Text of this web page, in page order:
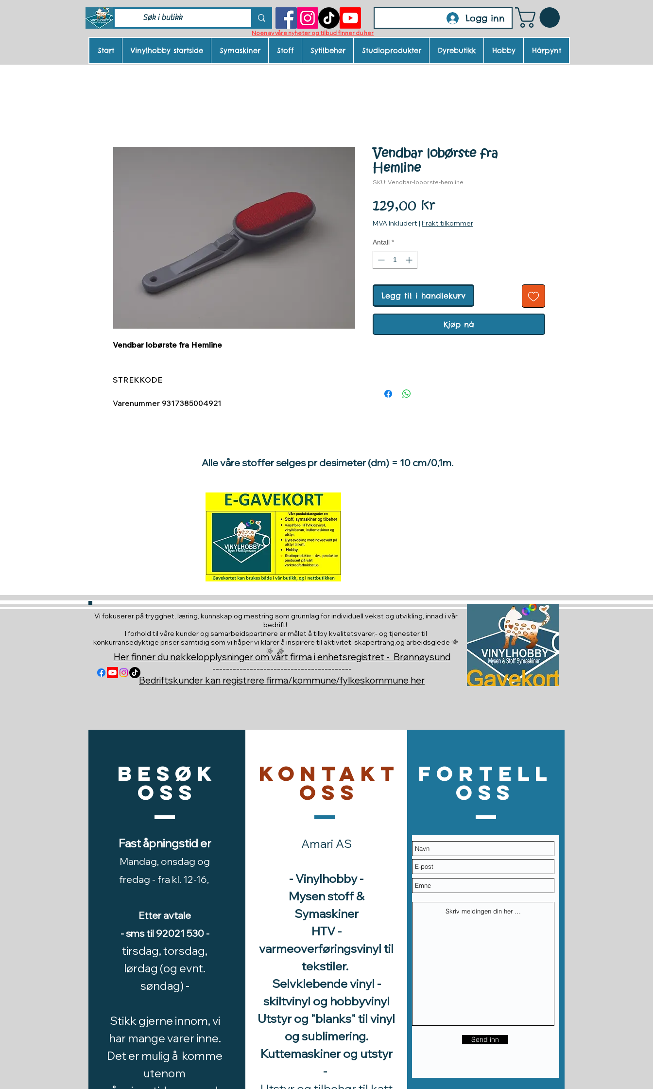
Logg inn
Noen av våre nyheter og tilbud finner du her
Vendbar lobørste fra Hemline
STREKKODE
Varenummer 9317385004921
Vendbar lobørste fra
Hemline
SKU: Vendbar-loborste-hemline
129,00 krPris
MVA Inkludert | Frakt tilkommer
Antall *
Legg til i handlekurv
Kjøp nå
Alle våre stoffer selges pr desimeter (dm) = 10 cm/0,1m.
Start Vinylhobby startside Symaskiner Stoff Sytilbehør Studioprodukter Dyrebutikk Hobby Hårpynt
Vi fokuserer på trygghet, læring, kunnskap og mestring som grunnlag for individuell vekst og utvikling, innad i vår
bedrift!
I forhold til våre kunder og samarbeidspartnere er målet å tilby kvalitetsvarer,- og tjenester til
konkurransedyktige priser samtidig som vi håper vi klarer å inspirere til aktivitet, skapertrang,og arbeidsglede 🌞
🌞 🌞,
Her finner du nøkkelopplysninger om vårt firma i enhetsregistret - Brønnøysund
-----------------------------------------
Bedriftskunder kan registrere firma/kommune/fylkeskommune her
Besøk
oss
Fast åpningstid er
Mandag, onsdag og
fredag - fra kl. 12-16,
Etter avtale
- sms til 92021 530 -
tirsdag, torsdag,
lørdag (og evnt.
søndag) -
Stikk gjerne innom, vi
har mange varer inne.
Det er mulig å komme
utenom
Kontakt
oss
Amari AS
- Vinylhobby -
Mysen stoff &
Symaskiner
HTV -
varmeoverføringsvinyl til
tekstiler.
Selvklebende vinyl -
skiltvinyl og hobbyvinyl
Utstyr og "blanks" til vinyl
og sublimering.
Kuttemaskiner og utstyr
-
Fortell
oss
Send inn